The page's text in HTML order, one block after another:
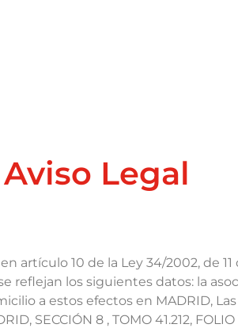
Aviso Legal
10 de la Ley 34/2002, de 11
reflejan los siguientes datos: la
a estos efectos en MADRID,
SECCIÓN 8 , TOMO 41.212,